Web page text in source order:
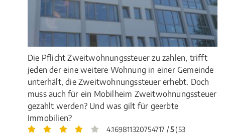
Die Pflicht Zweitwohnungssteuer zu zahlen, trifft
jeden der eine weitere Wohnung in einer Gemeinde
unterhält, die Zweitwohnungssteuer erhebt. Doch
muss auch für ein Mobilheim Zweitwohnungssteuer
gezahlt werden? Und was gilt für geerbte
Immobilien?
4.169811320754717 /5(53